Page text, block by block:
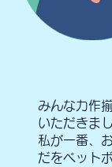
みんな力作
いただきまし
私が一番、
だをペット